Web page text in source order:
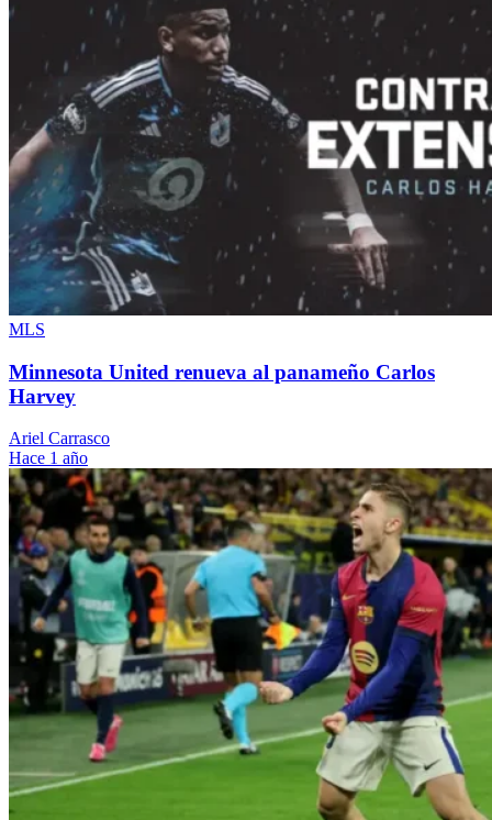
MLS
Minnesota United renueva al panameño Carlos
Harvey
Ariel Carrasco
Hace 1 año